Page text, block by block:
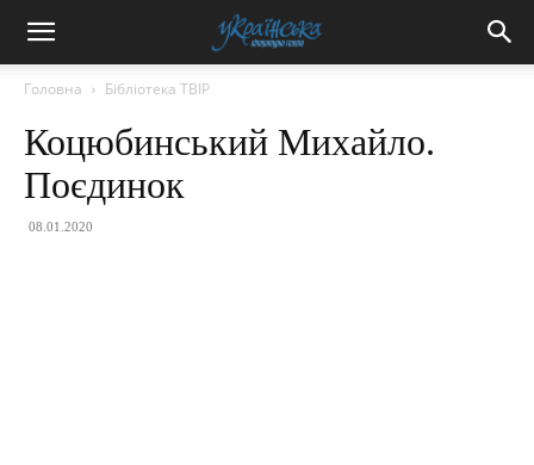
Головна Бібліотека ТВІР
Коцюбинський Михайло.
Поєдинок
08.01.2020